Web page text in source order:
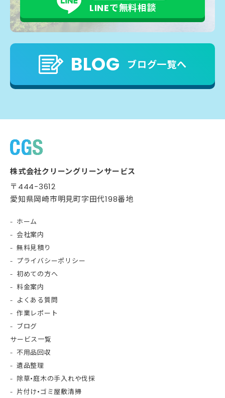
LINEで無料相談
BLOG ブログ一覧へ
株式会社クリーングリーンサービス
〒444-3612
愛知県岡崎市明見町字田代198番地
ホーム
会社案内
無料見積り
プライバシーポリシー
サービス一覧
不用品回収
遺品整理
除草•庭木の手入れや伐採
片付け•ゴミ屋敷清掃
初めての方へ
料金案内
よくある質問
作業レポート
ブログ